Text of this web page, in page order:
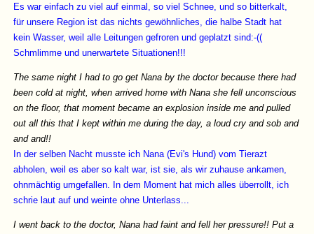
Es war einfach zu viel auf einmal, so viel Schnee, und so bitterkalt,
für unsere Region ist das nichts gewöhnliches, die halbe Stadt hat
kein Wasser, weil alle Leitungen gefroren und geplatzt sind:-((
Schmlimme und unerwartete Situationen!!!
The same night I had to go get Nana by the doctor because there had
been cold at night, when arrived home with Nana she fell unconscious
on the floor, that moment became an explosion inside me and pulled
out all this that I kept within me during the day, a loud cry and sob and
and and!!
In der selben Nacht musste ich Nana (Evi's Hund) vom Tierazt
abholen, weil es aber so kalt war, ist sie, als wir zuhause ankamen,
ohnmächtig umgefallen. In dem Moment hat mich alles überrollt, ich
schrie laut auf und weinte ohne Unterlass...
I went back to the doctor, Nana had faint and fell her pressure!! Put a